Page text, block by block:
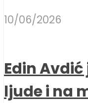
10/06/2026
Edin
ljude i na